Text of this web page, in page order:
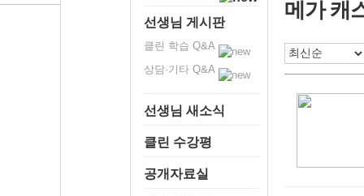
선생님 게시판
클린 학습 Q&A
상담·기타 Q&A
선생님 새소식
클린 수강평
공개자료실
메가 캐